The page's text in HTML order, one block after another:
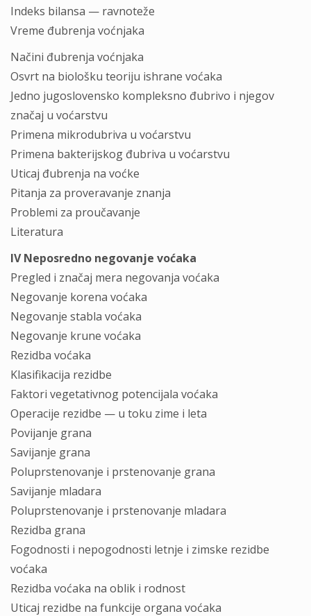
Indeks bilansa — ravnoteže
Vreme đubrenja voćnjaka
Načini đubrenja voćnjaka
Osvrt na biološku teoriju ishrane voćaka
Jedno jugoslovensko kompleksno đubrivo i njegov
značaj u voćarstvu
Primena mikrodubriva u voćarstvu
Primena bakterijskog đubriva u voćarstvu
Uticaj đubrenja na voćke
Pitanja za proveravanje znanja
Problemi za proučavanje
Literatura
IV Neposredno negovanje voćaka
Pregled i značaj mera negovanja voćaka
Negovanje korena voćaka
Negovanje stabla voćaka
Negovanje krune voćaka
Rezidba voćaka
Klasifikacija rezidbe
Faktori vegetativnog potencijala voćaka
Operacije rezidbe — u toku zime i leta
Povijanje grana
Savijanje grana
Poluprstenovanje i prstenovanje grana
Savijanje mladara
Poluprstenovanje i prstenovanje mladara
Rezidba grana
Fogodnosti i nepogodnosti letnje i zimske rezidbe
voćaka
Rezidba voćaka na oblik i rodnost
Uticaj rezidbe na funkcije organa voćaka